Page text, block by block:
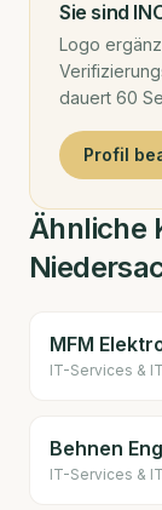
Sie sind
Logo
dauert 60
Profil
Ähnliche
MFM
IT-Services &
Behnen
IT-Services &